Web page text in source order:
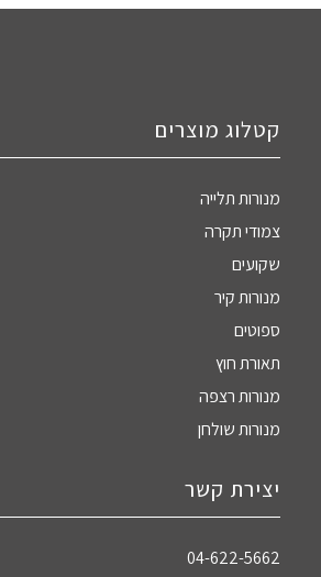
קטלוג מוצרים
מנורות תלייה
צמודי תקרה
שקועים
מנורות קיר
ספוטים
תאורת חוץ
מנורות רצפה
מנורות שולחן
יצירת קשר
04-622-5662‏